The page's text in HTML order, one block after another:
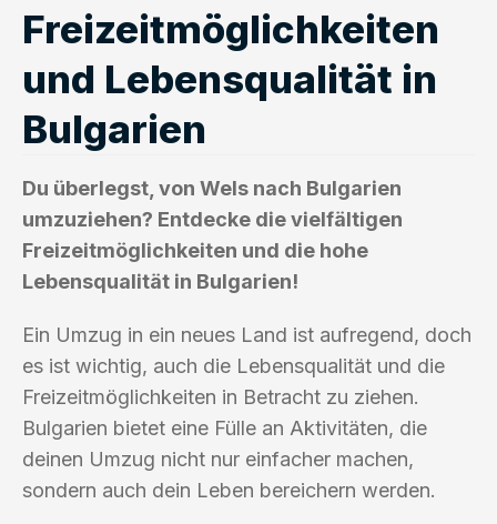
Freizeitmöglichkeiten
und Lebensqualität in
Bulgarien
Du überlegst, von Wels nach Bulgarien
umzuziehen? Entdecke die vielfältigen
Freizeitmöglichkeiten und die hohe
Lebensqualität in Bulgarien!
Ein Umzug in ein neues Land ist aufregend, doch
es ist wichtig, auch die Lebensqualität und die
Freizeitmöglichkeiten in Betracht zu ziehen.
Bulgarien bietet eine Fülle an Aktivitäten, die
deinen Umzug nicht nur einfacher machen,
sondern auch dein Leben bereichern werden.